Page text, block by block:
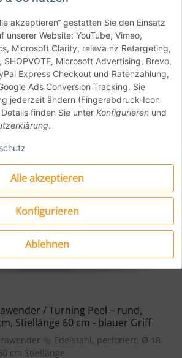
Alle akzeptieren
Konfigurieren
Ablehnen
akzeptieren“ gestatten Sie den Einsatz
unserer Website: YouTube, Vimeo,
Microsoft Clarity, releva.nz Retargeting,
SHOPVOTE, Microsoft Advertising, Brevo,
Express Checkout und Ratenzahlung,
Ads Conversion Tracking. Sie
jederzeit ändern (Fingerabdruck-Icon
finden Sie unter Konfigurieren und
.
/ Turning Peel – rund,
Stiellänge 60 cm - blauer Griff
🔩 Edelstahl, perforiert, Ø 18
cm Stiellänge